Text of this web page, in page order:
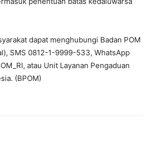
dapat menghubungi Badan POM
SMS 0812-1-9999-533, WhatsApp
atau Unit Layanan Pengaduan
(BPOM)